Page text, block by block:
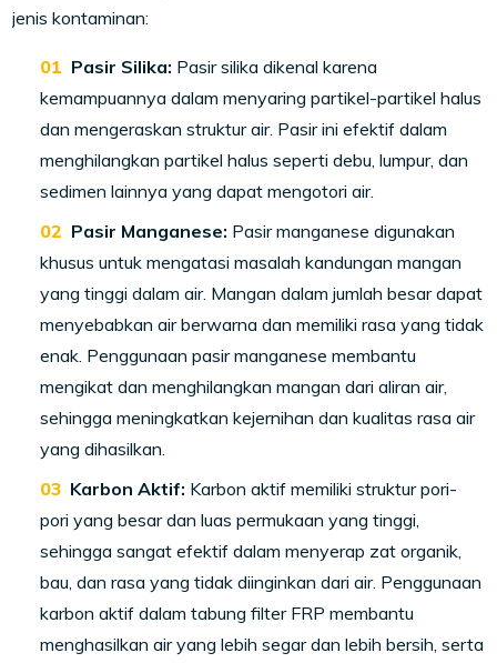
jenis kontaminan:
Pasir Silika: Pasir silika dikenal karena
kemampuannya dalam menyaring partikel-partikel halus
dan mengeraskan struktur air. Pasir ini efektif dalam
menghilangkan partikel halus seperti debu, lumpur, dan
sedimen lainnya yang dapat mengotori air.
Pasir Manganese: Pasir manganese digunakan
khusus untuk mengatasi masalah kandungan mangan
yang tinggi dalam air. Mangan dalam jumlah besar dapat
menyebabkan air berwarna dan memiliki rasa yang tidak
enak. Penggunaan pasir manganese membantu
mengikat dan menghilangkan mangan dari aliran air,
sehingga meningkatkan kejernihan dan kualitas rasa air
yang dihasilkan.
Karbon Aktif: Karbon aktif memiliki struktur pori-
pori yang besar dan luas permukaan yang tinggi,
sehingga sangat efektif dalam menyerap zat organik,
bau, dan rasa yang tidak diinginkan dari air. Penggunaan
karbon aktif dalam tabung filter FRP membantu
menghasilkan air yang lebih segar dan lebih bersih, serta